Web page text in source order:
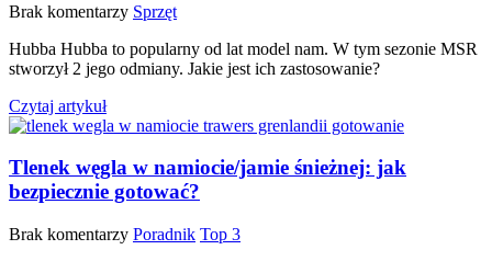
Brak komentarzy Sprzęt
Hubba Hubba to popularny od lat model nam. W tym sezonie MSR
stworzył 2 jego odmiany. Jakie jest ich zastosowanie?
Czytaj artykuł
Tlenek węgla w namiocie/jamie śnieżnej: jak
bezpiecznie gotować?
Brak komentarzy Poradnik Top 3